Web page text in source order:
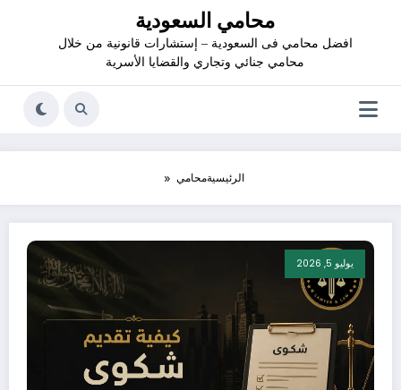
محامي السعودية
افضل محامي فى السعودية – إستشارات قانونية من خلال
محامي جنائي وتجاري والقضايا الأسرية
الرئيسيةمحامي
يوليو 5, 2026